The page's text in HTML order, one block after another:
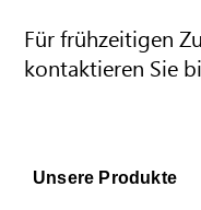
Für frühzeitigen
kontaktieren Sie
Unsere Produkte